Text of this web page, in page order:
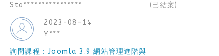
Sta**************** (已結案)
2023-08-14
Y***
詢問課程：Joomla 3.9 網站管理進階與